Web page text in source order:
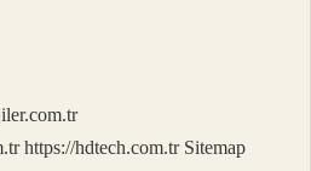
https://hdtech.com.tr Sitemap